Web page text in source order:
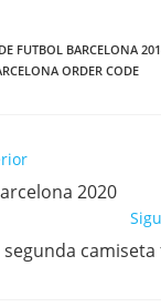
FUTBOL BARCELONA
ORDER CODE
2020
segunda